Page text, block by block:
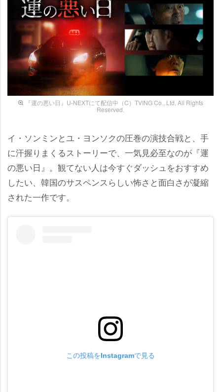
『運の悪い日』U-NEXTにて配信中（C）TVING Co., Ltd, All Rights
Reserved.
イ・ソンミンとユ・ヨンソクの圧巻の演技合戦と、手
に汗握りまくるストーリーで、一気見必至なのが『運
の悪い日』。観てない人は今すぐダッシュをおすすめ
したい、韓国のサスペンスらしい怖さと面白さが凝縮
された一作です。
この投稿をInstagramで見る